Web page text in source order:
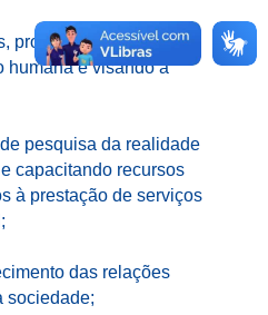
programas e projetos,
humana e visando à
pesquisa da realidade
capacitando recursos
à prestação de serviços
das relações
sociedade;